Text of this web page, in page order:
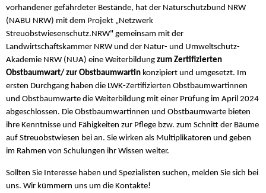
vorhandener gefährdeter Bestände, hat der Naturschutzbund NRW
(NABU NRW) mit dem Projekt „Netzwerk
Streuobstwiesenschutz.NRW" gemeinsam mit der
Landwirtschaftskammer NRW und der Natur- und Umweltschutz-
Akademie NRW (NUA) eine Weiterbildung zum Zertifizierten
Obstbaumwart/ zur Obstbaumwartin konzipiert und umgesetzt. Im
ersten Durchgang haben die LWK-Zertifizierten Obstbaumwartinnen
und Obstbaumwarte die Weiterbildung mit einer Prüfung im April 2024
abgeschlossen. Die Obstbaumwartinnen und Obstbaumwarte bieten
ihre Kenntnisse und Fähigkeiten zur Pflege bzw. zum Schnitt der Bäume
auf Streuobstwiesen bei an. Sie wirken als Multiplikatoren und geben
im Rahmen von Schulungen ihr Wissen weiter.
Sollten Sie Interesse haben und Spezialisten suchen, melden Sie sich bei
uns. Wir kümmern uns um die Kontakte!